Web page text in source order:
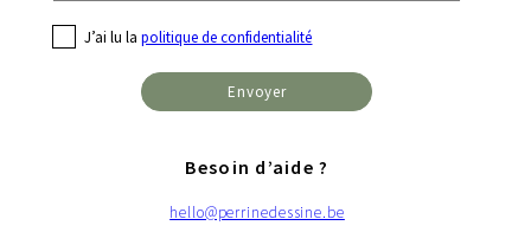
J’ai lu lapolitique de confidentialité
Besoin d’aide ?
hello@perrinedessine.be